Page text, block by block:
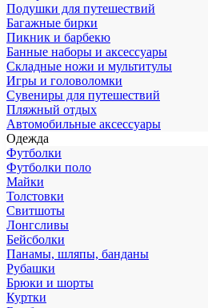
Подушки для путешествий
Багажные бирки
Пикник и барбекю
Банные наборы и аксессуары
Складные ножи и мультитулы
Игры и головоломки
Сувениры для путешествий
Пляжный отдых
Автомобильные аксессуары
Одежда
Футболки
Футболки поло
Майки
Толстовки
Свитшоты
Лонгсливы
Бейсболки
Панамы, шляпы, банданы
Рубашки
Брюки и шорты
Куртки